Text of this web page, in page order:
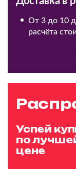
От 3 до 10
расчёта
Успей
по
цене